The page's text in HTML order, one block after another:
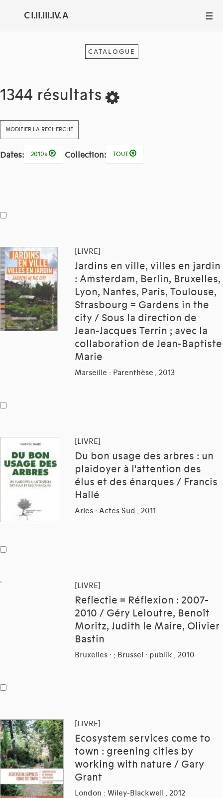
C I.II.III.IV. A III
CATALOGUE
1344 résultats
MODIFIER LA RECHERCHE
Dates: 2010s Collection: TOUT
[LIVRE]
Jardins en ville, villes en jardin
: Amsterdam, Berlin, Bruxelles,
Lyon, Nantes, Paris, Toulouse,
Strasbourg = Gardens in the
city / Sous la direction de
Jean-Jacques Terrin ; avec la
collaboration de Jean-Baptiste
Marie
Marseille : Parenthèse , 2013
[LIVRE]
Du bon usage des arbres : un
plaidoyer à l'attention des
élus et des énarques / Francis
Hallé
Arles : Actes Sud , 2011
[LIVRE]
Reflectie = Réflexion : 2007-
2010 / Géry Leloutre, Benoît
Moritz, Judith le Maire, Olivier
Bastin
Bruxelles : ; Brussel : publik , 2010
[LIVRE]
Ecosystem services come to
town : greening cities by
working with nature / Gary
Grant
London : Wiley-Blackwell , 2012